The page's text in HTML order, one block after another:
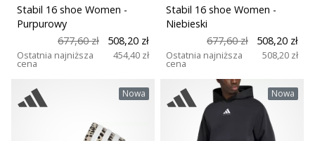
Stabil 16 shoe Women -
Purpurowy
677,60 zł
508,20 zł
Ostatnia najniższa
cena
454,40 zł
Stabil 16 shoe Women -
Niebieski
677,60 zł
508,20 zł
Ostatnia najniższa
cena
508,20 zł
Nowa Nowa